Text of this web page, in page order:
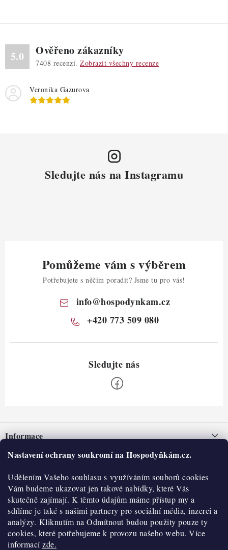
Nastavení ochrany soukromí na Hospodyňkám.cz.
Udělením Vašeho souhlasu s využíváním souborů cookies
Vám budeme ukazovat jen takové nabídky, které Vás
skutečně zajímají. K těmto údajům máme přístup my a
sdílíme je také s našimi partnery pro sociální média, inzerci a
analýzy. Kliknutím na Odmítnout budou použity pouze ty
cookies, které potřebujeme k provozu našeho webu. Více
informacízde.
5.0 Ověřeno zákazníky
7408 recenzí. Zobrazit všechny recenze
Veronika Gazurova
Sledujte nás na Instagramu
Pomůžeme vám s výběrem
Potřebujete s něčím poradit? Jsme tu pro vás!
info@hospodynkam.cz
+420 773 509 080
pInformace
Nepřevzetí zásilky na dobírku
Obchodní podmínky
Hodnocení obchodu
Blog
Moje objednávka
O nás
Historie
Kontakty
O nákupu
Reklamace a vratky
Výdejní místa